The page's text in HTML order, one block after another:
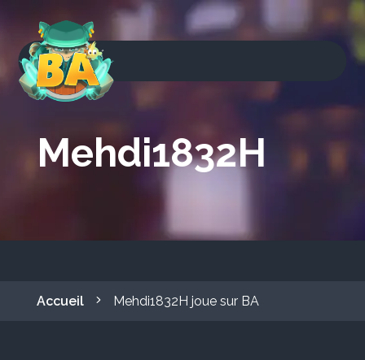
Mehdi1832H
Accueil Mehdi1832H joue sur BA